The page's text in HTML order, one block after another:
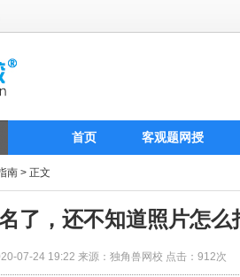
首页 客观题网授
南 > 正文
了，还不知道照片怎么
07-24 19:22 来源：独角兽网校 点击： 912次